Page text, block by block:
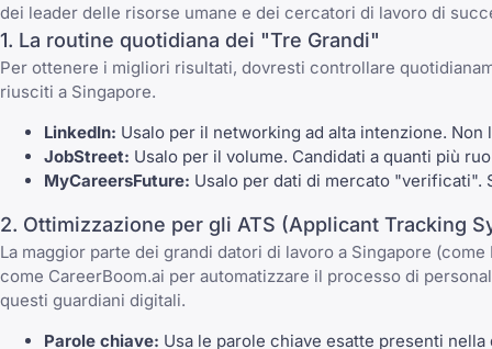
dei leader delle risorse umane e dei cercatori di lavoro di
1. La routine quotidiana dei "Tre Grandi"
Per ottenere i migliori risultati, dovresti controllare
riusciti a Singapore.
LinkedIn: Usalo per il networking ad alta intenzione.
JobStreet: Usalo per il volume. Candidati a quanti più
MyCareersFuture: Usalo per dati di mercato "verificati".
2. Ottimizzazione per gli ATS (Applicant Tracking
La maggior parte dei grandi datori di lavoro a Singapore
come CareerBoom.ai per automatizzare il processo di
questi guardiani digitali.
Parole chiave: Usa le parole chiave esatte presenti